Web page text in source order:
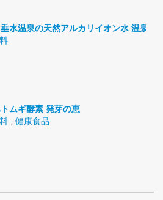
水温泉の天然アルカリイオン水 温泉水
ムギ酵素 発芽の恵
健康食品